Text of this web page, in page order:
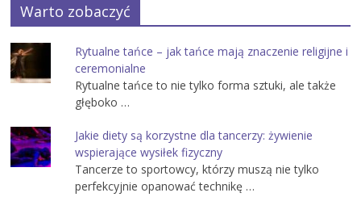
Warto zobaczyć
Rytualne tańce – jak tańce mają znaczenie religijne i
ceremonialne
Rytualne tańce to nie tylko forma sztuki, ale także
głęboko …
Jakie diety są korzystne dla tancerzy: żywienie
wspierające wysiłek fizyczny
Tancerze to sportowcy, którzy muszą nie tylko
perfekcyjnie opanować technikę …